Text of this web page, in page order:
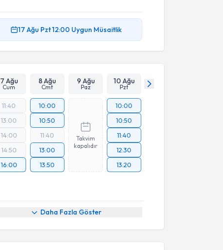
17 Ağu Pzt12:00 Uygun Müsaitlik
7 Ağu
Cum
8 Ağu
Cmt
9 Ağu
Paz
10 Ağu
Pzt
11:40
13:00
14:00
14:50
16:00
10:00
10:50
11:40
13:00
13:50
Takvim
kapalıdır
10:00
10:50
11:40
12:30
13:20
Daha Fazla Göster